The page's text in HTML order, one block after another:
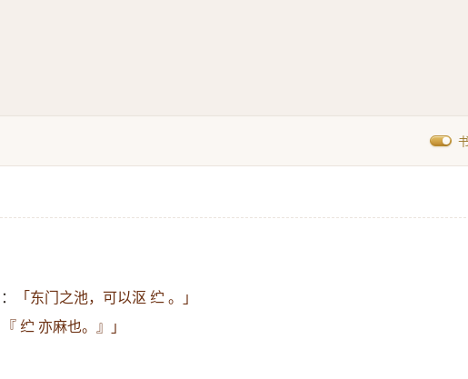
：
「东门之池，可以沤 纻 。」
纻 亦麻也。』」